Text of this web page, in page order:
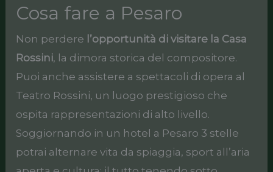
Cosa fare a Pesaro
Non perdere l’opportunità di visitare la Casa
Rossini, la dimora storica del compositore.
Puoi anche assistere a spettacoli di opera al
Teatro Rossini, un luogo prestigioso che
ospita rappresentazioni di alto livello.
Soggiornando in un hotel a Pesaro 3 stelle
potrai alternare vita da spiaggia, sport all’aria